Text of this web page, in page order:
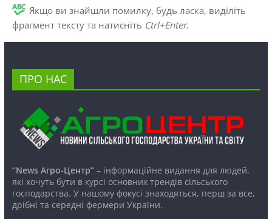
Якщо ви знайшли помилку, будь ласка, виділіть
фрагмент тексту та натисніть Ctrl+Enter.
ПРО НАС
“News Агро-Центр”– інформаційне видання для людей,
які хочуть бути в курсі основних трендів сільського
господарства. У нашому фокусі знаходяться, перш за все,
дрібні та середні фермери України.